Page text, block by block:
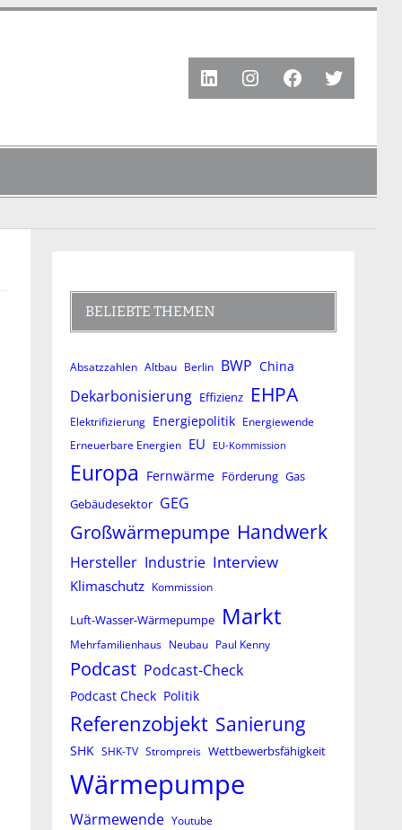
LinkedInInstagram
Facebook
Twitter
BELIEBTE THEMEN
Absatzzahlen Altbau Berlin BWP China
Dekarbonisierung Effizienz EHPA
Elektrifizierung Energiepolitik Energiewende
Erneuerbare Energien EU EU-Kommission
Europa Fernwärme Förderung Gas
Gebäudesektor GEG
Großwärmepumpe Handwerk
Hersteller Industrie Interview
Klimaschutz Kommission
Luft-Wasser-Wärmepumpe Markt
Mehrfamilienhaus Neubau Paul Kenny
Podcast Podcast-Check
Podcast Check Politik
Referenzobjekt Sanierung
SHK SHK-TV Strompreis Wettbewerbsfähigkeit
Wärmepumpe
Wärmewende Youtube